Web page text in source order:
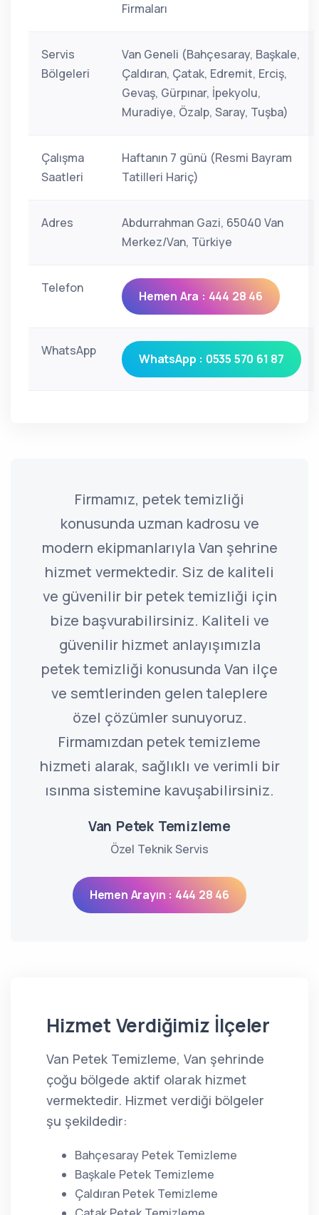
Firmaları
Servis
Bölgeleri
Van Geneli (Bahçesaray, Başkale,
Çaldıran, Çatak, Edremit, Erciş,
Gevaş, Gürpınar, İpekyolu,
Muradiye, Özalp, Saray, Tuşba)
Çalışma
Saatleri
Haftanın 7 günü (Resmi Bayram
Tatilleri Hariç)
Adres
Abdurrahman Gazi, 65040 Van
Merkez/Van, Türkiye
Telefon
Hemen Ara : 444 28 46
WhatsApp
WhatsApp : 0535 570 61 87
Firmamız, petek temizliği
konusunda uzman kadrosu ve
modern ekipmanlarıyla Van şehrine
hizmet vermektedir. Siz de kaliteli
ve güvenilir bir petek temizliği için
bize başvurabilirsiniz. Kaliteli ve
güvenilir hizmet anlayışımızla
petek temizliği konusunda Van ilçe
ve semtlerinden gelen taleplere
özel çözümler sunuyoruz.
Firmamızdan petek temizleme
hizmeti alarak, sağlıklı ve verimli bir
ısınma sistemine kavuşabilirsiniz.
Van Petek Temizleme
Özel Teknik Servis
Hemen Arayın : 444 28 46
Hizmet Verdiğimiz İlçeler
Van Petek Temizleme, Van şehrinde
çoğu bölgede aktif olarak hizmet
vermektedir. Hizmet verdiği bölgeler
şu şekildedir:
Bahçesaray Petek Temizleme
Başkale Petek Temizleme
Çaldıran Petek Temizleme